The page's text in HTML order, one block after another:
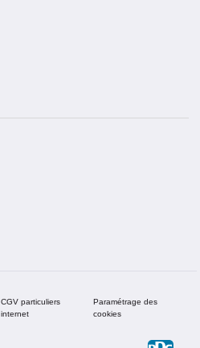
CGV particuliers
internet
Paramétrage des
cookies